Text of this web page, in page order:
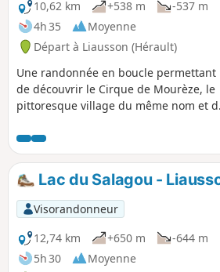
10,62 km
+538 m
-537 m
4h 35
Moyenne
Départ à Liausson (Hérault)
Une randonnée en boucle permettant
de découvrir le Cirque de Mourèze, le
pittoresque village du même nom et
sur le Lac du Salagou. Randonnée
modifiée le 11/05/2023 avec Hérault
Tourisme. Voir informations pratiques.
Cette randonnée est susceptible d'être
interdite en fonction du niveau de
risque des incendies. Pensez à
la carte.
Lac du Salagou -
Visorandonneur
12,74 km
+650 m
-644 m
5h 30
Moyenne